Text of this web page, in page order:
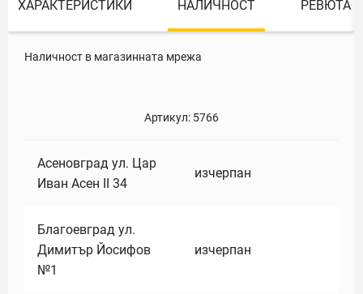
ХАРАКТЕРИСТИКИ НАЛИЧНОСТ РЕВЮТА
Наличност в магазинната мрежа
Артикул: 5766
Асеновград ул. Цар
Иван Асен II 34
изчерпан
Благоевград ул.
Димитър Йосифов
№1
изчерпан